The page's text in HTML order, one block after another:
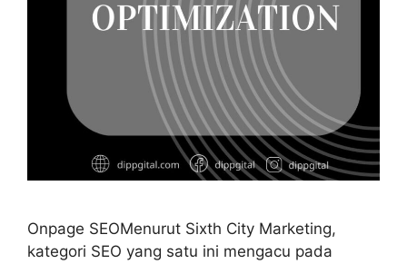
Onpage SEOMenurut Sixth City Marketing,
kategori SEO yang satu ini mengacu pada